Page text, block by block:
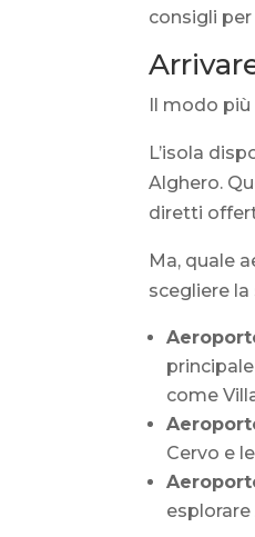
consigli
Il modo più
L’isola
Alghero.
diretti
Ma, quale
scegliere
come
Cervo e